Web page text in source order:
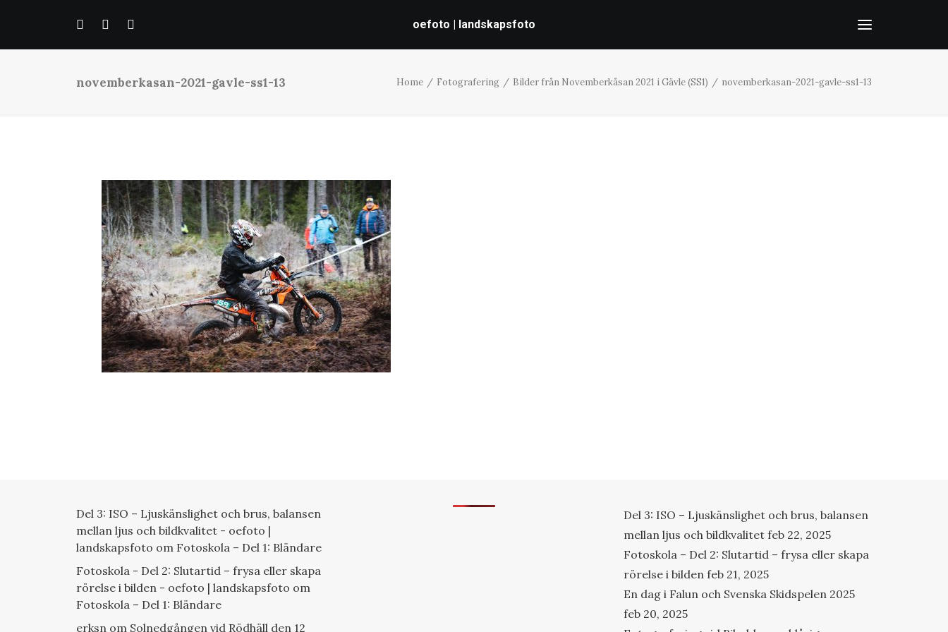
oefoto | landskapsfoto
novemberkasan-2021-gavle-ss1-13 Home Fotografering Bilder från Novemberkåsan 2021 i Gävle (SS1) novemberkasan-2021-gavle-ss1-13
Del 3: ISO – Ljuskänslighet och brus, balansen
mellan ljus och bildkvalitet - oefoto |
landskapsfoto om Fotoskola – Del 1: Bländare
Fotoskola - Del 2: Slutartid – frysa eller skapa
rörelse i bilden - oefoto | landskapsfoto om
Fotoskola – Del 1: Bländare
erksn om Solnedgången vid Rödhäll den 12
Del 3: ISO – Ljuskänslighet och brus, balansen
mellan ljus och bildkvalitet feb 22, 2025
Fotoskola – Del 2: Slutartid – frysa eller skapa
rörelse i bilden feb 21, 2025
En dag i Falun och Svenska Skidspelen 2025
feb 20, 2025